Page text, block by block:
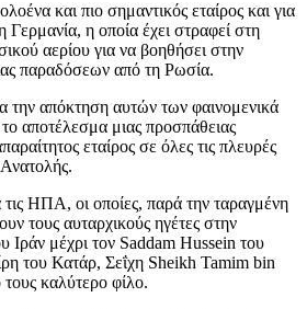
και πιο σημαντικός εταίρος και για
Γερμανία, η οποία έχει στραφεί στη
αερίου για να βοηθήσει στην
παραδόσεων από τη Ρωσία.
την απόκτηση αυτών των φαινομενικά
αποτέλεσμα μιας προσπάθειας
εταίρος σε όλες τις πλευρές
τις ΗΠΑ, οι οποίες, παρά την ταραγμένη
τους αυταρχικούς ηγέτες στην
Ιράν μέχρι τον Saddam Hussein του
του Κατάρ, Σεΐχη Sheikh Tamim bin
καλύτερο φίλο.